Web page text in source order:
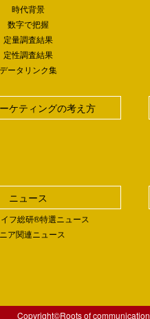
時代背景
数字で把握
定量調査結果
定性調査結果
データリンク集
ケティングの考え方
ニュース
フ総研®特選ニュース
ア関連ニュース
Copyright©Roots of